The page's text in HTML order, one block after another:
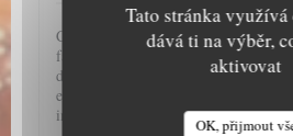
Tato stránka využívá
dává ti na výběr,
aktivovat
OK, přijmout
C'est un très bon restaurant. J'adore
fallait absolument que je teste ce
déçu !!! J'ai hâte d'y retourner !! Par
en ligne. L'accueil et le service de
impeccable !!